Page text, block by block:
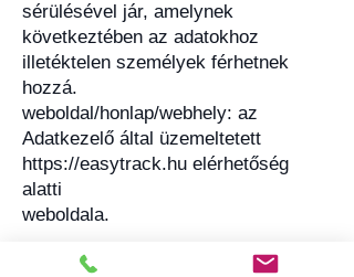
sérülésével jár, amelynek
következtében az adatokhoz
illetéktelen személyek férhetnek
hozzá.
weboldal/honlap/webhely: az
Adatkezelő által üzemeltetett
https://easytrack.hu elérhetőség
alatti
weboldala.
közösségi oldal:
az Adatkezelő által